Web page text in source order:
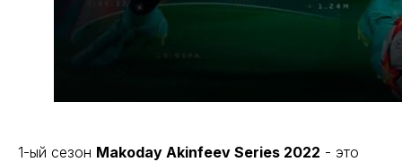
1-ый сезон Makoday Akinfeev Series 2022 - это